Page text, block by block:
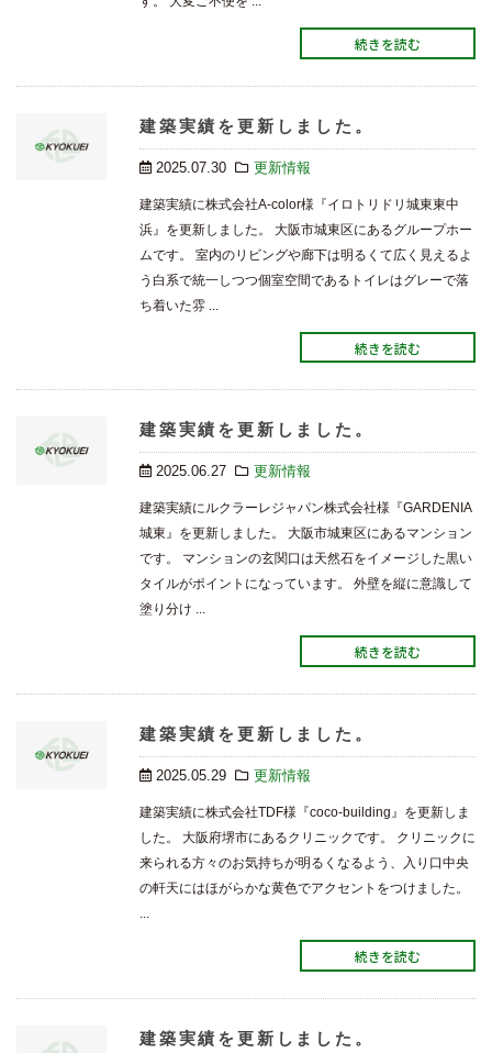
続きを読む
建築実績を更新しました。
2025.07.30 更新情報
建築実績に株式会社A-color様『イロトリドリ城東東中
浜』を更新しました。 大阪市城東区にあるグループホー
ムです。 室内のリビングや廊下は明るくて広く見えるよ
う白系で統一しつつ個室空間であるトイレはグレーで落
ち着いた雰 ...
続きを読む
建築実績を更新しました。
2025.06.27 更新情報
建築実績にルクラーレジャパン株式会社様『GARDENIA
城東』を更新しました。 大阪市城東区にあるマンション
です。 マンションの玄関口は天然石をイメージした黒い
タイルがポイントになっています。 外壁を縦に意識して
塗り分け ...
続きを読む
建築実績を更新しました。
2025.05.29 更新情報
建築実績に株式会社TDF様『coco-building』を更新しま
した。 大阪府堺市にあるクリニックです。 クリニックに
来られる方々のお気持ちが明るくなるよう、入り口中央
の軒天にはほがらかな黄色でアクセントをつけました。
...
続きを読む
建築実績を更新しました。